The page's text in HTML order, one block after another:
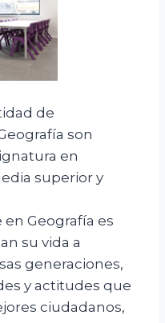
de
son
en
superior y
Geografía es
su vida a
generaciones,
y actitudes que
ciudadanos,